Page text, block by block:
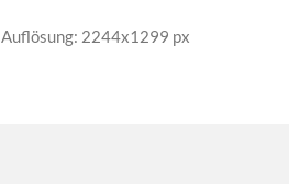
Auflösung: 2244x1299 px